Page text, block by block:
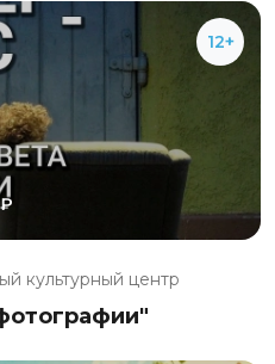
12+
культурный центр